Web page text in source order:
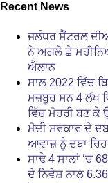
Recent News
ਜਲੰਧਰ ਸੈਂਟਰਲ ਦੀਆਂ
ਨੇ ਅਗਲੇ ਛੇ
ਐਲਾਨ
ਸਾਲ 2022 ਵਿੱਚ
ਮਜ਼ਬੂਰ ਸਨ 4 ਲੱਖ
ਵਿੱਚ ਮੋਹਰੀ ਬਣ ਕੇ
ਮੋਦੀ ਸਰਕਾਰ ਦੇ
ਆਵਾਜ਼ ਨੂੰ ਦਬਾ
ਸਾਢੇ 4 ਸਾਲਾਂ ‘ਚ
ਦੇ ਨਿਵੇਸ਼ ਨਾਲ